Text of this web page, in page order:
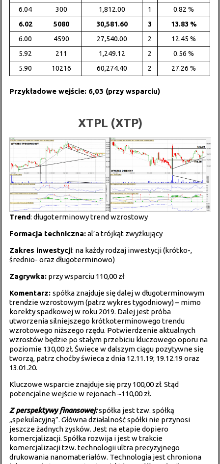
6.04
300 1,812.00 1
0.82 %
6.02
5080 30,581.60 3
13.83 %
6.00
4590 27,540.00 2
12.45 %
5.92
211 1,249.12 2
0.56 %
5.90
10216 60,274.40 2 27.26 %
Przykładowe wejście: 6,03 (przy wsparciu)
XTPL (XTP)
Trend: długoterminowy trend wzrostowy
Formacja techniczna:al’a trójkąt zwyżkujący
Zakres inwestycji: na każdy rodzaj inwestycji (krótko-,
średnio- oraz długoterminowo)
Zagrywka: przy wsparciu 110,00 zł
Komentarz:spółka znajduje się dalej w długoterminowym
trendzie wzrostowym (patrz wykres tygodniowy) – mimo
korekty spadkowej w roku 2019. Dalej jest próba
utworzenia silniejszego krótkoterminowego trendu
wzrotowego niższego rzędu. Potwierdzenie aktualnych
wzrostów będzie po stałym przebiciu kluczowego oporu na
poziomie 130,00 zł. Świece w dalszym ciągu pozytywne się
tworzą, patrz choćby świeca z dnia 12.11.19; 19.12.19 oraz
13.01.20.
Kluczowe wsparcie znajduje się przy 100,00 zł. Stąd
potencjalne wejście w rejonach ~110,00 zł.
Z perspektywy finansowej:spółka jest tzw. spółką
„spekulacyjną”. Główna działalność spółki nie przynosi
jeszcze żadnych zysków. Jest na etapie dopiero
komercjalizacji. Spółka rozwija i jest w trakcie
komercjalizacji tzw. technologii ultra precyzyjnego
drukowania nanomateriałów. Technologia jest chroniona